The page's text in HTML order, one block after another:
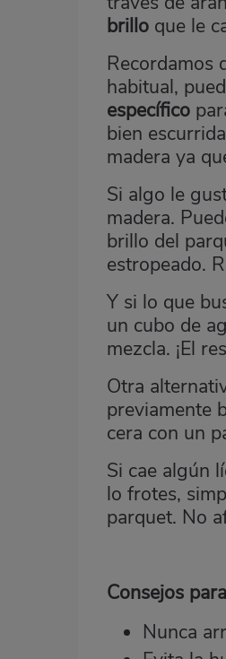
brillo que le
Recordamos
habitual,
específico
bien
madera ya
Si algo le
madera.
brillo del
estropeado.
Y si lo que
un cubo de
mezcla. ¡El
Otra
previamente
cera con un
Si cae algún
lo frotes,
parquet. No
Consejos
Nunca